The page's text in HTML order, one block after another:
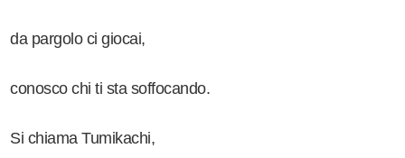
da pargolo ci giocai,
conosco chi ti sta soffocando.
Si chiama Tumikachi,